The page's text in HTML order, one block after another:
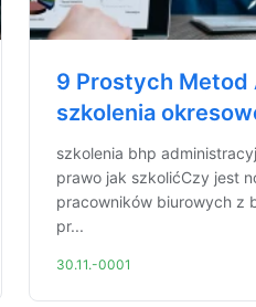
9 Prostych Metod
szkolenia
szkolenia bhp
prawo jak szkolićCzy jest
pracowników biurowych z
pr...
30.11.-0001